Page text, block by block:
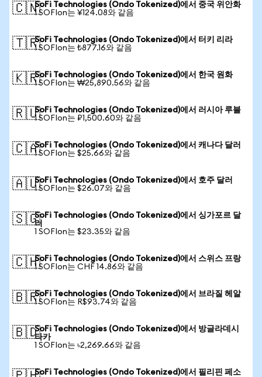
🇨🇳SoFi Technologies (Ondo Tokenized)에서 중국 위안화
1 SOFIon는 ¥124.08와 같음
🇹🇷SoFi Technologies (Ondo Tokenized)에서 터키 리라
1 SOFIon는 ₺877.16와 같음
🇰🇷SoFi Technologies (Ondo Tokenized)에서 한국 원화
1 SOFIon는 ₩25,890.56와 같음
🇷🇺SoFi Technologies (Ondo Tokenized)에서 러시아 루블
1 SOFIon는 ₽1,500.60와 같음
🇨🇦SoFi Technologies (Ondo Tokenized)에서 캐나다 달러
1 SOFIon는 $25.66와 같음
🇦🇺SoFi Technologies (Ondo Tokenized)에서 호주 달러
1 SOFIon는 $26.07와 같음
🇸🇬SoFi Technologies (Ondo Tokenized)에서 싱가포르 달
러
1 SOFIon는 $23.35와 같음
🇨🇭SoFi Technologies (Ondo Tokenized)에서 스위스 프랑
1 SOFIon는 CHF 14.86와 같음
🇧🇷SoFi Technologies (Ondo Tokenized)에서 브라질 헤알
1 SOFIon는 R$93.74와 같음
🇧🇩SoFi Technologies (Ondo Tokenized)에서 방글라데시
타카
1 SOFIon는 ৳2,269.66와 같음
SoFi Technologies (Ondo Tokenized)에서 필리핀 페소